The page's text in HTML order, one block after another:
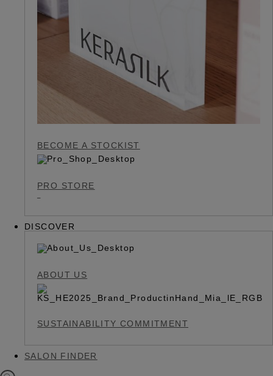
BECOME A STOCKIST
PRO STORE
DISCOVER
ABOUT US
SUSTAINABILITY COMMITMENT
SALON FINDER